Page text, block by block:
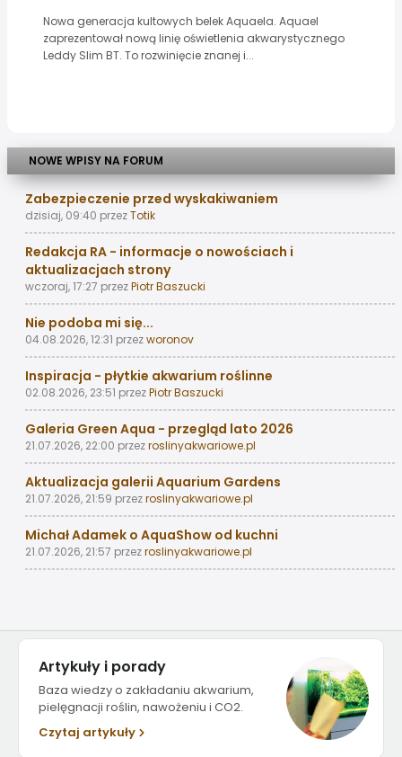
Nowa generacja kultowych belek Aquaela. Aquael
zaprezentował nową linię oświetlenia akwarystycznego
Leddy Slim BT. To rozwinięcie znanej i...
NOWE WPISY NA FORUM
Zabezpieczenie przed wyskakiwaniem
dzisiaj, 09:40 przezTotik
Redakcja RA - informacje o nowościach i
aktualizacjach strony
wczoraj, 17:27 przezPiotr Baszucki
Nie podoba mi się...
04.08.2026, 12:31 przezworonov
Inspiracja - płytkie akwarium roślinne
02.08.2026, 23:51 przezPiotr Baszucki
Galeria Green Aqua - przegląd lato 2026
21.07.2026, 22:00 przezroslinyakwariowe.pl
Aktualizacja galerii Aquarium Gardens
21.07.2026, 21:59 przezroslinyakwariowe.pl
Michał Adamek o AquaShow od kuchni
21.07.2026, 21:57 przezroslinyakwariowe.pl
Artykuły i porady
Baza wiedzy o zakładaniu akwarium,
pielęgnacji roślin, nawożeniu i CO2.
Czytaj artykuły